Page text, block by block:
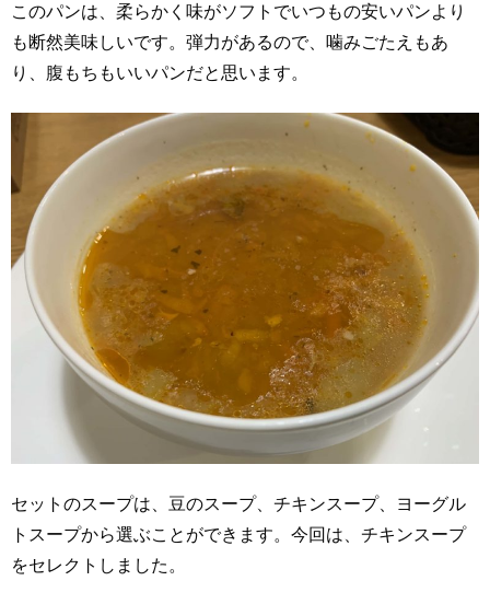
このパンは、柔らかく味がソフトでいつもの安いパンより
も断然美味しいです。弾力があるので、噛みごたえもあ
り、腹もちもいいパンだと思います。
セットのスープは、豆のスープ、チキンスープ、ヨーグル
トスープから選ぶことができます。今回は、チキンスープ
をセレクトしました。